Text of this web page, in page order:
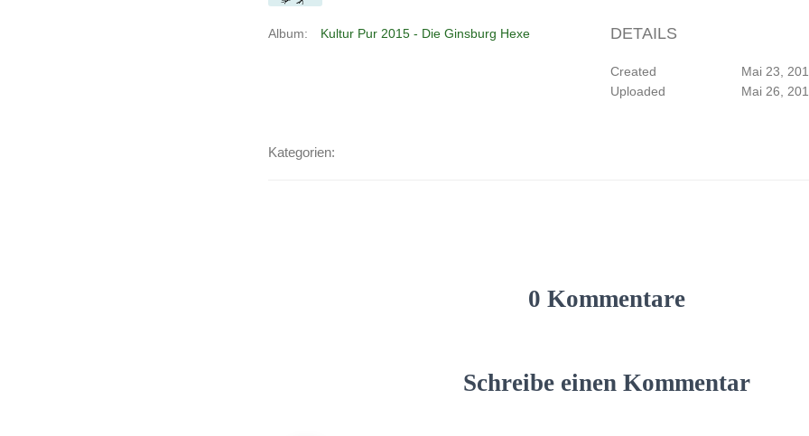
Album: Kultur Pur 2015 - Die Ginsburg Hexe DETAILS
Created
Mai 23,
Uploaded
Mai 26,
Kategorien:
0 Kommentare
Schreibe einen Kommentar